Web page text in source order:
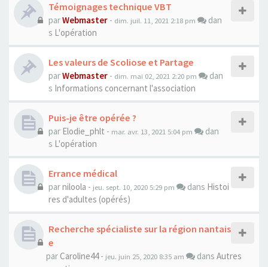
Témoignages technique VBT
parWebmaster - dim. juil. 11, 2021 2:18 pm
dan
s L'opération
Les valeurs de Scoliose et Partage
parWebmaster - dim. mai 02, 2021 2:20 pm
dan
s Informations concernant l'association
Puis-je être opérée ?
par Elodie_phlt - mar. avr. 13, 2021 5:04 pm
dan
s L'opération
Errance médical
parniloola - jeu. sept. 10, 2020 5:29 pm dans Histoi
res d'adultes (opérés)
Recherche spécialiste sur la région nantais
e
par Caroline44- jeu. juin 25, 2020 8:35 am dans Autres